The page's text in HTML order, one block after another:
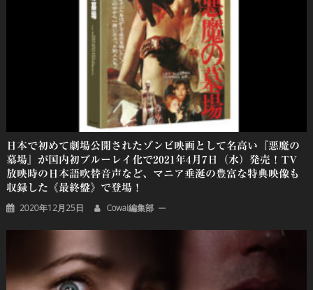
日本で初めて劇場公開されたゾンビ映画として名高い『悪魔の
墓場』が国内初ブルーレイ化で2021年4月7日（水）発売！TV
放映時の日本語吹替音声など、マニア垂涎の豊富な特典映像も
収録した《最終盤》で登場！
2020年12月25日 Cowai編集部